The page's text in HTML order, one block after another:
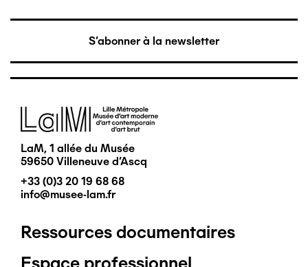
S'abonner à la newsletter
Image
LaM, 1 allée du Musée
59650 Villeneuve d'Ascq
+33 (0)3 20 19 68 68
info@musee-lam.fr
Pied
Ressources documentaires